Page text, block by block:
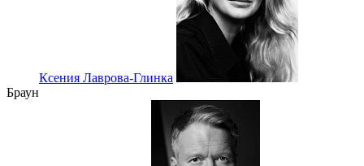
Ксения Лаврова-Глинка
Браун